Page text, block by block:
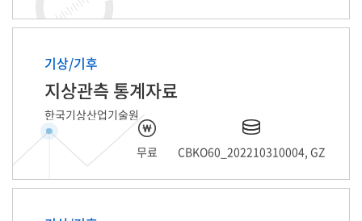
기상/기후
지상관측 통계자료
한국기상산업기술원
무료 CBKO60_202210310004, GZ